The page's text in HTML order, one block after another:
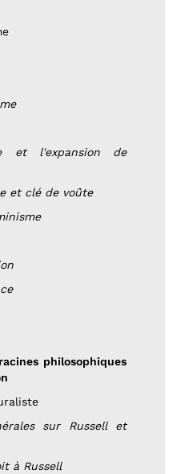
et l'expansion de
et clé de voûte
philosophiques
sur Russell et
à Russell